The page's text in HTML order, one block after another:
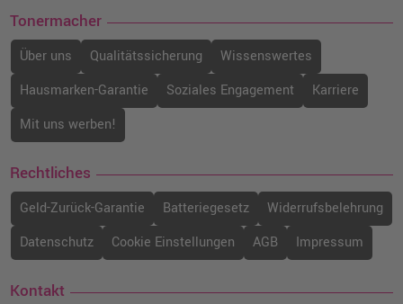
Tonermacher
Über uns Qualitätssicherung
Wissenswertes
Hausmarken-Garantie
Soziales Engagement
Karriere
Mit uns werben!
Rechtliches
Geld-Zurück-Garantie Batteriegesetz
Widerrufsbelehrung
Datenschutz
Cookie Einstellungen AGB Impressum
Kontakt